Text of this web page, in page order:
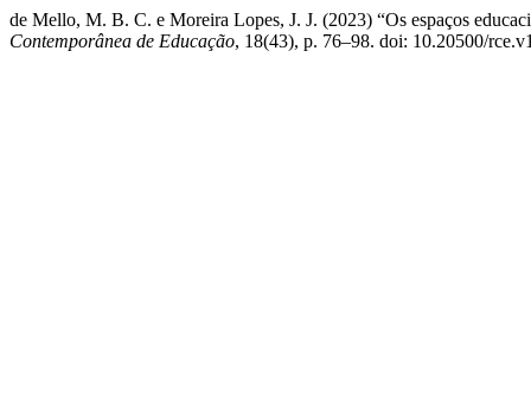
de Mello, M. B. C. e Moreira Lopes, J. J. (2023) “Os espaços
Contemporânea de Educação, 18(43), p. 76–98. doi: 10.20500/